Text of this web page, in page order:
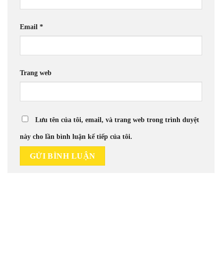
Email *
Trang web
Lưu tên của tôi, email, và trang web trong trình duyệt
này cho lần bình luận kế tiếp của tôi.